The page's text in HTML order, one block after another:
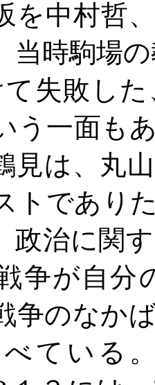
を中村哲
当時駒場
失敗し
う一面も
見は、丸
トであり
政治に関
争が自
争のなか
ている